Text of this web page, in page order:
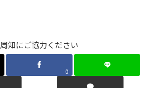
周知にご協力ください
0